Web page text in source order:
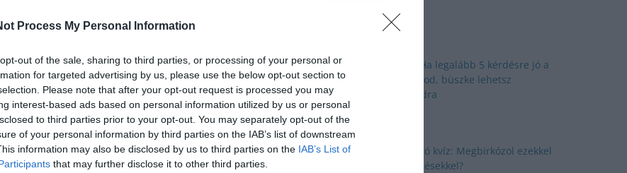
Process My Personal Information
out of the sale, sharing to third parties, or processing of your personal or
for targeted advertising by us, please use the below opt-out section to
Please note that after your opt-out request is processed you may
interest-based ads based on personal information utilized by us or personal
to third parties prior to your opt-out. You may separately opt-out of the
of your personal information by third parties on the IAB’s list of downstream
information may also be disclosed by us to third parties on the IAB’s List of
that may further disclose it to other third parties.
Kvíz: Ha legalább 5 kérdésre jó a
válaszod, büszke lehetsz
magadra
Okosító kvíz: Megbirkózol ezekkel
a kérdésekkel?